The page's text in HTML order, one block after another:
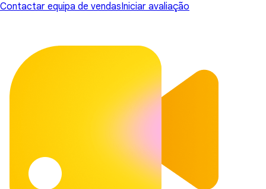
Contactar equipa de vendasIniciar avaliação